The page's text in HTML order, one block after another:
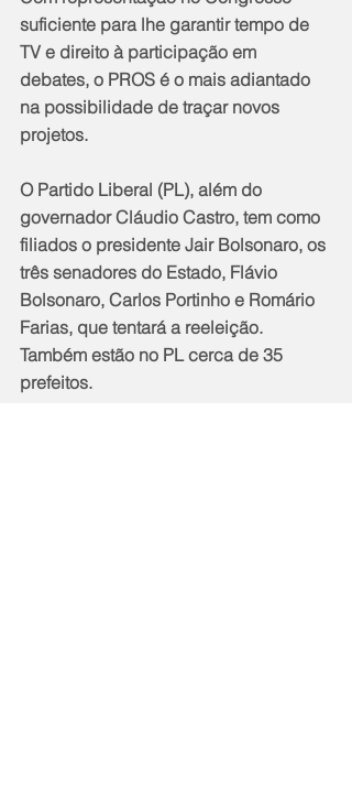
suficiente para lhe garantir tempo de
TV e direito à participação em
debates, o PROS é o mais adiantado
na possibilidade de traçar novos
projetos.
O Partido Liberal (PL), além do
governador Cláudio Castro, tem como
filiados o presidente Jair Bolsonaro, os
três senadores do Estado, Flávio
Bolsonaro, Carlos Portinho e Romário
Farias, que tentará a reeleição.
Também estão no PL cerca de 35
prefeitos.